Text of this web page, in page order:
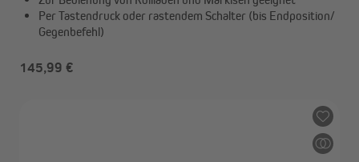
Per Tastendruck oder rastendem Schalter (bis Endposition/
Gegenbefehl)
145,99 €